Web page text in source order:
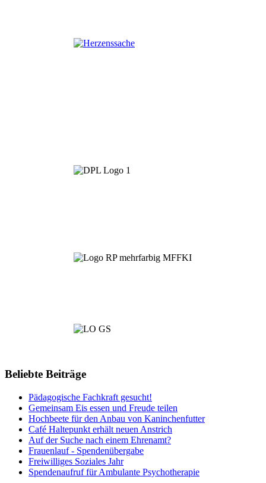
Beliebte Beiträge
Pädagogische Fachkraft gesucht!
Gemeinsam Eis essen und Freude teilen
Hochbeete für den Anbau von Kaninchenfutter
Café Haltepunkt erhält neuen Anstrich
Auf der Suche nach einem Ehrenamt?
Frauenlauf - Spendenübergabe
Freiwilliges Soziales Jahr
Spendenaufruf für Ambulante Psychotherapie